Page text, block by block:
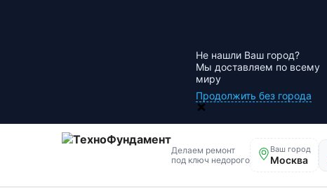
Не нашли Ваш город?
Мы доставляем по всему
миру
Продолжить без города
Делаем ремонт
под ключ недорого
Ваш город
Москва